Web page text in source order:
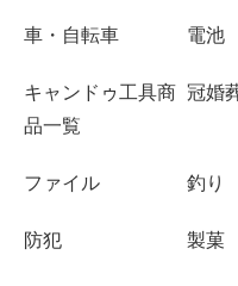
車・自転車 電池
キャンドゥ工具商
品一覧
冠婚
ファイル 釣り
防犯 製菓